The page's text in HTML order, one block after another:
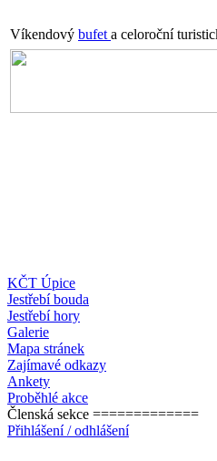
Víkendový bufet a celoroční
KČT Úpice
Jestřebí bouda
Jestřebí hory
Galerie
Mapa stránek
Zajímavé odkazy
Ankety
Proběhlé akce
Členská sekce =============
Přihlášení / odhlášení